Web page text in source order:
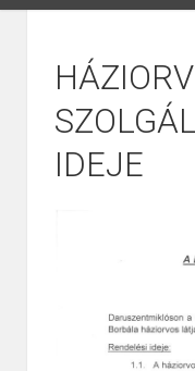
IDEJE